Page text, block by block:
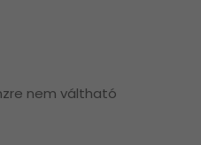
nem váltható